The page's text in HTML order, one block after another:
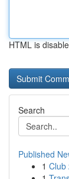
HTML is
Search
Published
1 Club